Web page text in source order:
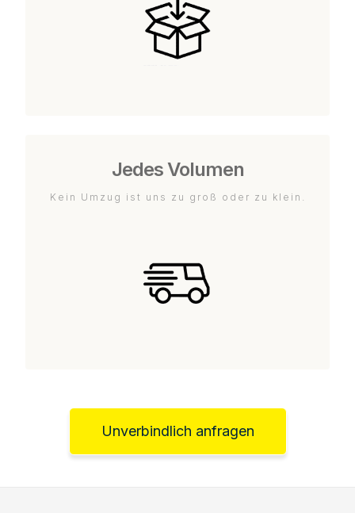
Jedes Volumen
Kein Umzug ist uns zu groß oder zu klein.
Unverbindlich anfragen